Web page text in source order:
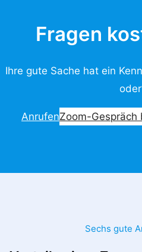
Fragen
Ihre gute Sache hat ein
AnrufenZoom-Gespräch
Sechs gute